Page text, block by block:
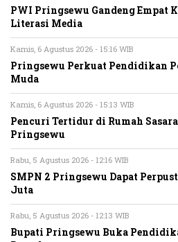
PWI Pringsewu Gandeng Empat
Literasi Media
Kamis, 6 Agustus 2026 - 15:16 WIB
Pringsewu Perkuat Pendidikan
Muda
Kamis, 6 Agustus 2026 - 15:13 WIB
Pencuri Tertidur di Rumah
Pringsewu
Rabu, 5 Agustus 2026 - 12:16 WIB
SMPN 2 Pringsewu Dapat
Juta
Rabu, 5 Agustus 2026 - 12:13 WIB
Bupati Pringsewu Buka